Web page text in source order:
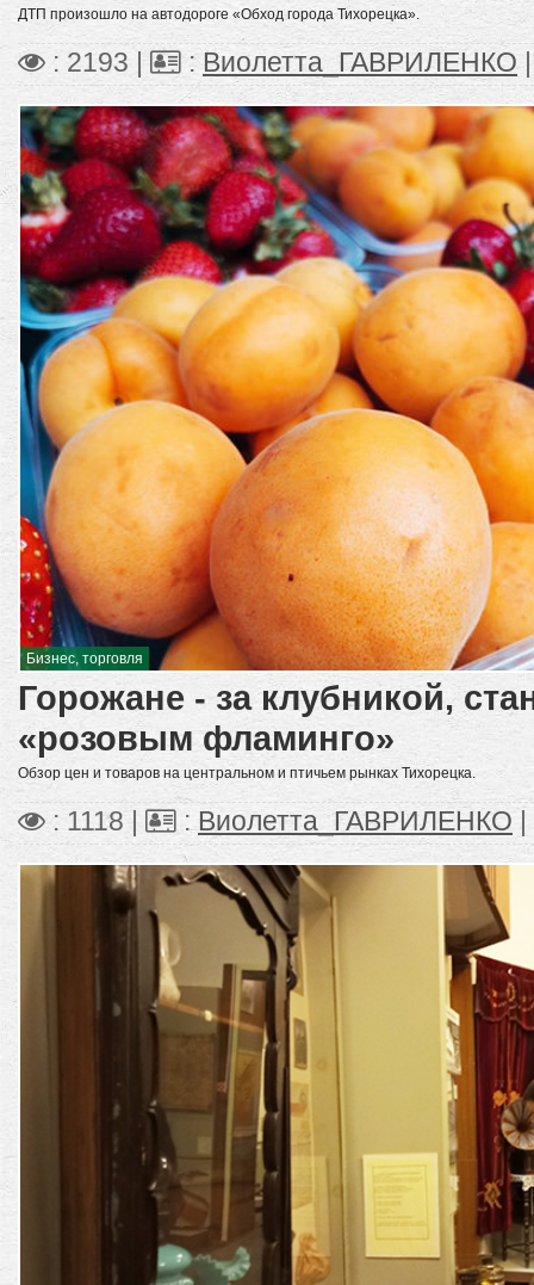
ДТП произошло на автодороге «Обход города Тихорецка».
: 2193 | :Виолетта_ГАВРИЛЕНКО
Бизнес, торговля
Горожане - за клубникой,
«розовым фламинго»
Обзор цен и товаров на центральном и птичьем рынках Тихорецка.
: 1118 | :Виолетта_ГАВРИЛЕНКО